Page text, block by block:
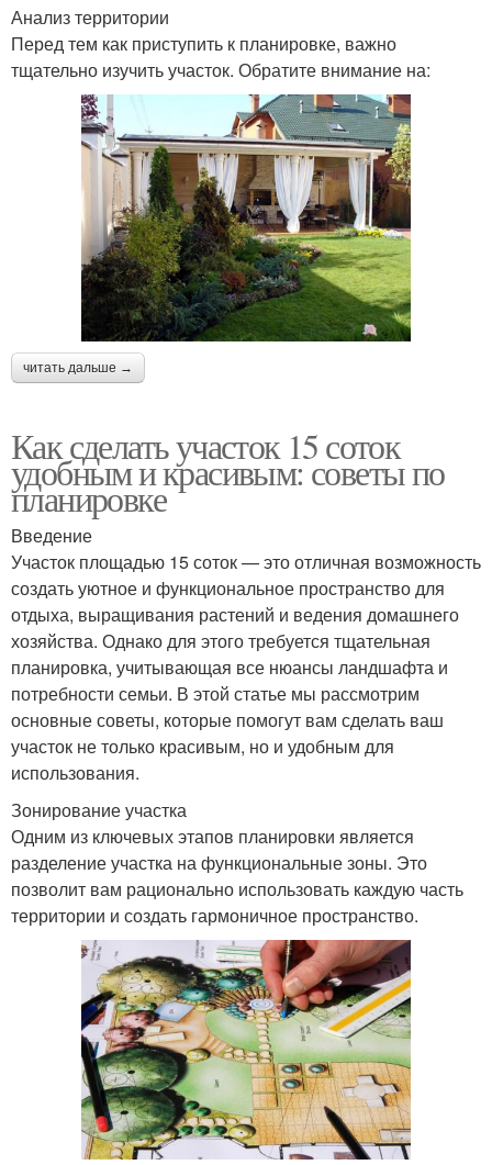
Анализ территории
Перед тем как приступить к планировке, важно
тщательно изучить участок. Обратите внимание на:
читать дальше →
Как сделать участок 15 соток
удобным и красивым: советы по
планировке
Введение
Участок площадью 15 соток — это отличная возможность
создать уютное и функциональное пространство для
отдыха, выращивания растений и ведения домашнего
хозяйства. Однако для этого требуется тщательная
планировка, учитывающая все нюансы ландшафта и
потребности семьи. В этой статье мы рассмотрим
основные советы, которые помогут вам сделать ваш
участок не только красивым, но и удобным для
использования.
Зонирование участка
Одним из ключевых этапов планировки является
разделение участка на функциональные зоны. Это
позволит вам рационально использовать каждую часть
территории и создать гармоничное пространство.